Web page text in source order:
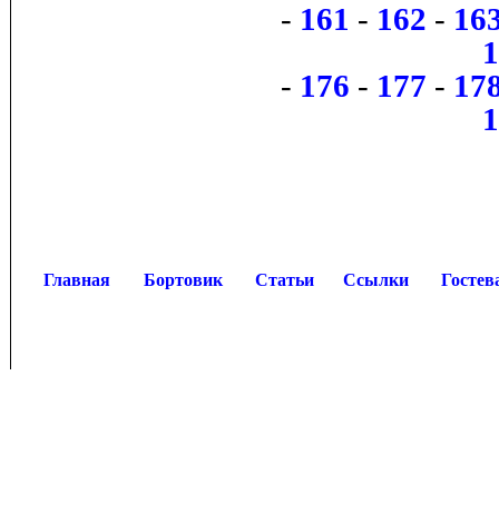
- 161 - 162 -
- 176 - 177 -
Главная Бортовик Статьи Ссылки